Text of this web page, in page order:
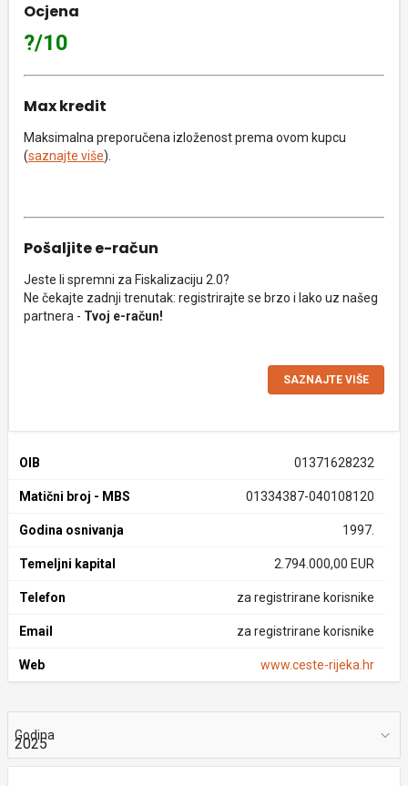
Ocjena
?/10
Max kredit
Maksimalna preporučena izloženost prema ovom kupcu
(saznajte više).
Pošaljite e-račun
Jeste li spremni za Fiskalizaciju 2.0?
Ne čekajte zadnji trenutak: registrirajte se brzo i lako uz našeg
partnera - Tvoj e-račun!
SAZNAJTE VIŠE
OIB 01371628232
Matični broj - MBS 01334387-040108120
Godina osnivanja 1997.
Temeljni kapital 2.794.000,00 EUR
Telefon za registrirane korisnike
Email za registrirane korisnike
Web www.ceste-rijeka.hr
Godina